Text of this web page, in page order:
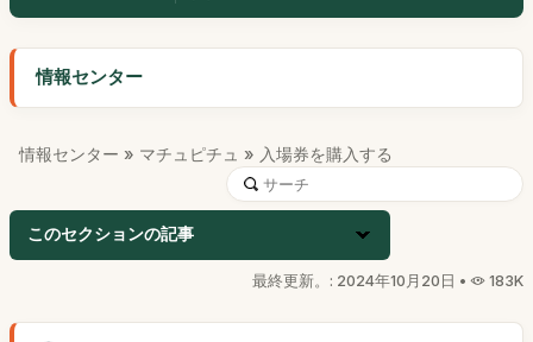
情報センター
情報センター » マチュピチュ » 入場券を購入する
このセクションの記事
最終更新。: 2024年10月20日 • 183K